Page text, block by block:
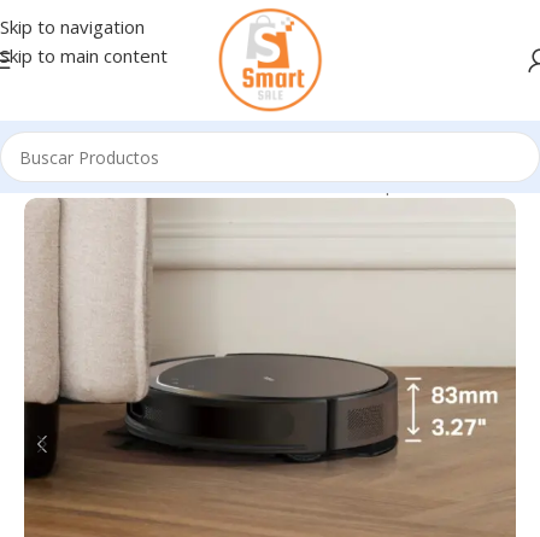
Skip to navigation
Skip to main content
Y CUIDADO PERSONAL/Aspiradoras Robot